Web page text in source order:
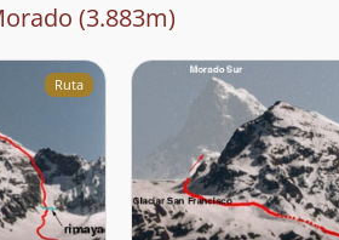
(3.883m)
Ruta